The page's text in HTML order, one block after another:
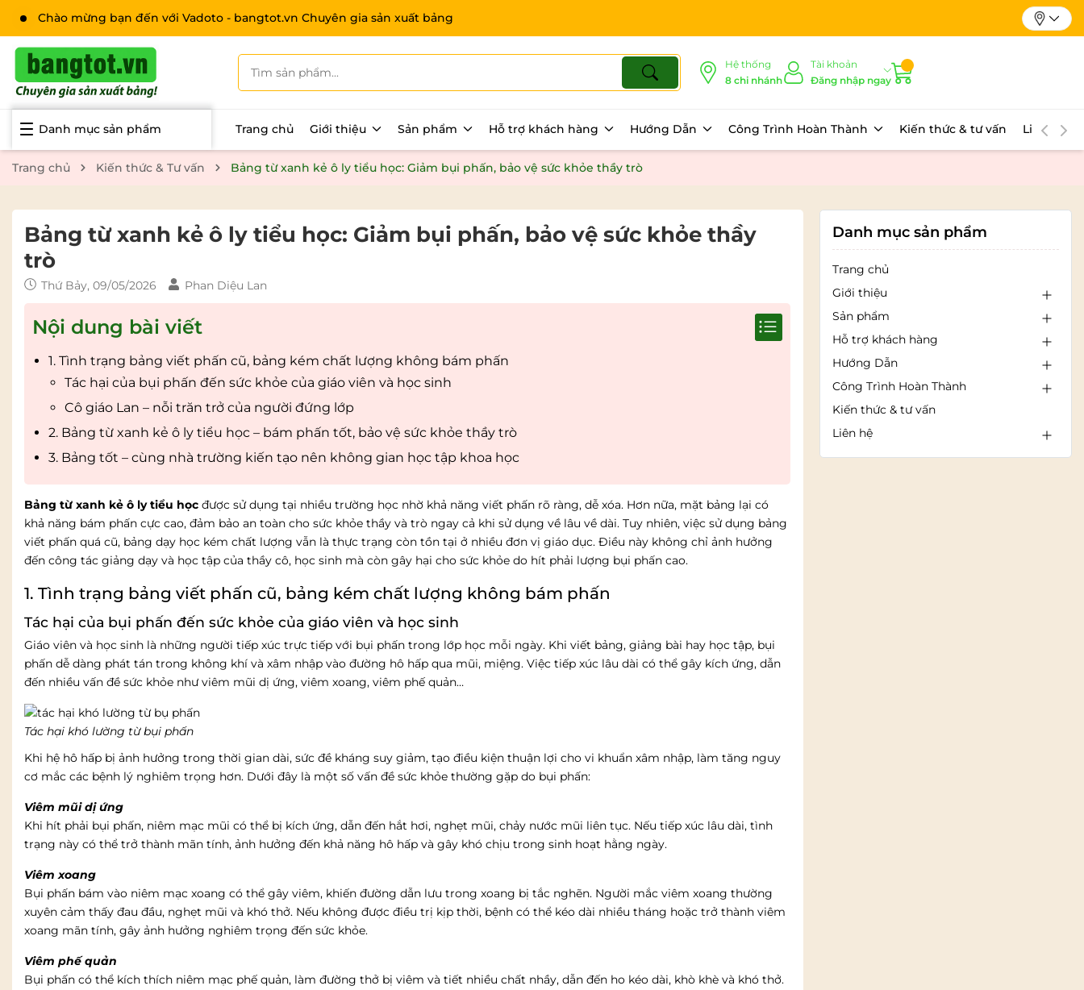
Chào mừng bạn đến với Vadoto - bangtot.vn Chuyên gia sản xuất bảng
Hệ thống
8 chi nhánh
Tài khoản
Đăng nhập ngay
Danh mục sản phẩm Trang chủ Giới thiệu Sản phẩm Hỗ trợ khách hàng Hướng Dẫn Công Trình Hoàn Thành Kiến thức & tư vấn Liên hệ
Trang chủ Kiến thức & Tư vấn Bảng từ xanh kẻ ô ly tiểu học: Giảm bụi phấn, bảo vệ sức khỏe thầy trò
Bảng từ xanh kẻ ô ly tiểu học: Giảm bụi phấn, bảo vệ sức khỏe thầy
trò
Thứ Bảy, 09/05/2026 Phan Diệu Lan
Nội dung bài viết
1. Tình trạng bảng viết phấn cũ, bảng kém chất lượng không bám phấn
Tác hại của bụi phấn đến sức khỏe của giáo viên và học sinh
Cô giáo Lan – nỗi trăn trở của người đứng lớp
2. Bảng từ xanh kẻ ô ly tiểu học – bám phấn tốt, bảo vệ sức khỏe thầy trò
3. Bảng tốt – cùng nhà trường kiến tạo nên không gian học tập khoa học
Bảng từ xanh kẻ ô ly tiểu học được sử dụng tại nhiều trường học nhờ khả năng viết phấn rõ ràng, dễ xóa. Hơn nữa, mặt bảng lại có
khả năng bám phấn cực cao, đảm bảo an toàn cho sức khỏe thầy và trò ngay cả khi sử dụng về lâu về dài. Tuy nhiên, việc sử dụng bảng
viết phấn quá cũ, bảng dạy học kém chất lượng vẫn là thực trạng còn tồn tại ở nhiều đơn vị giáo dục. Điều này không chỉ ảnh hưởng
đến công tác giảng dạy và học tập của thầy cô, học sinh mà còn gây hại cho sức khỏe do hít phải lượng bụi phấn cao.
1. Tình trạng bảng viết phấn cũ, bảng kém chất lượng không bám phấn
Tác hại của bụi phấn đến sức khỏe của giáo viên và học sinh
Giáo viên và học sinh là những người tiếp xúc trực tiếp với bụi phấn trong lớp học mỗi ngày. Khi viết bảng, giảng bài hay học tập, bụi
phấn dễ dàng phát tán trong không khí và xâm nhập vào đường hô hấp qua mũi, miệng. Việc tiếp xúc lâu dài có thể gây kích ứng, dẫn
đến nhiều vấn đề sức khỏe như viêm mũi dị ứng, viêm xoang, viêm phế quản…
Tác hại khó lường từ bụi phấn
Khi hệ hô hấp bị ảnh hưởng trong thời gian dài, sức đề kháng suy giảm, tạo điều kiện thuận lợi cho vi khuẩn xâm nhập, làm tăng nguy
cơ mắc các bệnh lý nghiêm trọng hơn. Dưới đây là một số vấn đề sức khỏe thường gặp do bụi phấn:
Viêm mũi dị ứng
Khi hít phải bụi phấn, niêm mạc mũi có thể bị kích ứng, dẫn đến hắt hơi, nghẹt mũi, chảy nước mũi liên tục. Nếu tiếp xúc lâu dài, tình
trạng này có thể trở thành mãn tính, ảnh hưởng đến khả năng hô hấp và gây khó chịu trong sinh hoạt hằng ngày.
Viêm xoang
Bụi phấn bám vào niêm mạc xoang có thể gây viêm, khiến đường dẫn lưu trong xoang bị tắc nghẽn. Người mắc viêm xoang thường
xuyên cảm thấy đau đầu, nghẹt mũi và khó thở. Nếu không được điều trị kịp thời, bệnh có thể kéo dài nhiều tháng hoặc trở thành viêm
xoang mãn tính, gây ảnh hưởng nghiêm trọng đến sức khỏe.
Viêm phế quản
Bụi phấn có thể kích thích niêm mạc phế quản, làm đường thở bị viêm và tiết nhiều chất nhầy, dẫn đến ho kéo dài, khò khè và khó thở.
Danh mục sản phẩm
Trang chủ
Giới thiệu
Sản phẩm
Hỗ trợ khách hàng
Hướng Dẫn
Công Trình Hoàn Thành
Kiến thức & tư vấn
Liên hệ